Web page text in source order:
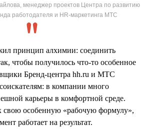
менеджер проектов Центра по развитию
работодателя и HR-маркетинга МТС
принцип алхимии: соединить
чтобы получилось что-то особенное
Бренд-центра hh.ru и МТС
в компании много
карьеры в комфортной среде.
свою особенную «рабочую формулу»,
работает на результат.